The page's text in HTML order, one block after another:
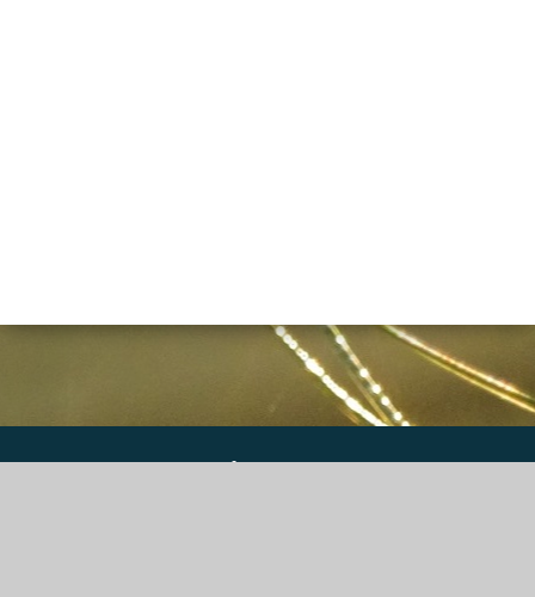
DGS Informatique SPRL